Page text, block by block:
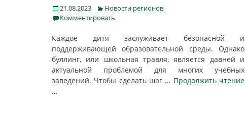
Posted
on
21.08.2023 Categories
Новости регионов
Комментировать
Каждое дитя заслуживает безопасной и
поддерживающей образовательной среды. Однако
буллинг, или школьная травля, является давней и
актуальной проблемой для многих учебных
заведений. Чтобы сделать шаг … Продолжить чтение
…